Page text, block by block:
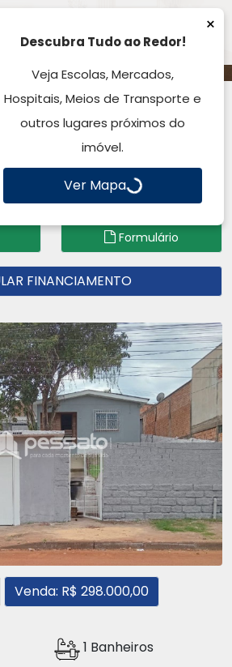
Bom Sucesso - Gravataí,
RS
| GRAVATAÍ | BOM SUCESSO
Código: CA9605
Formulário
FINANCIAMENTO
Venda: R$ 298.000,00
1 Banheiros
×
Descubra Tudo ao Redor!
Veja Escolas, Mercados,
Hospitais, Meios de Transporte e
outros lugares próximos do
imóvel.
Ver Mapa